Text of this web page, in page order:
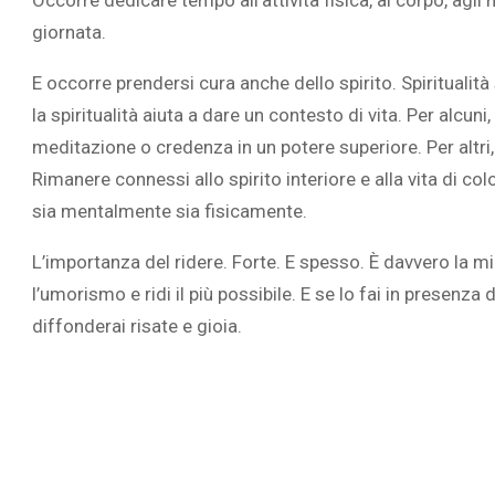
giornata.
E occorre prendersi cura anche dello spirito.
la spiritualità aiuta a dare un contesto di vita. Per
meditazione o credenza in un potere superiore. Per
Rimanere connessi allo spirito interiore e alla vita di
sia mentalmente sia fisicamente.
L’importanza del ridere. Forte. E spesso. È davvero la
l’umorismo e ridi il più possibile. E se lo fai in
diffonderai risate e gioia.